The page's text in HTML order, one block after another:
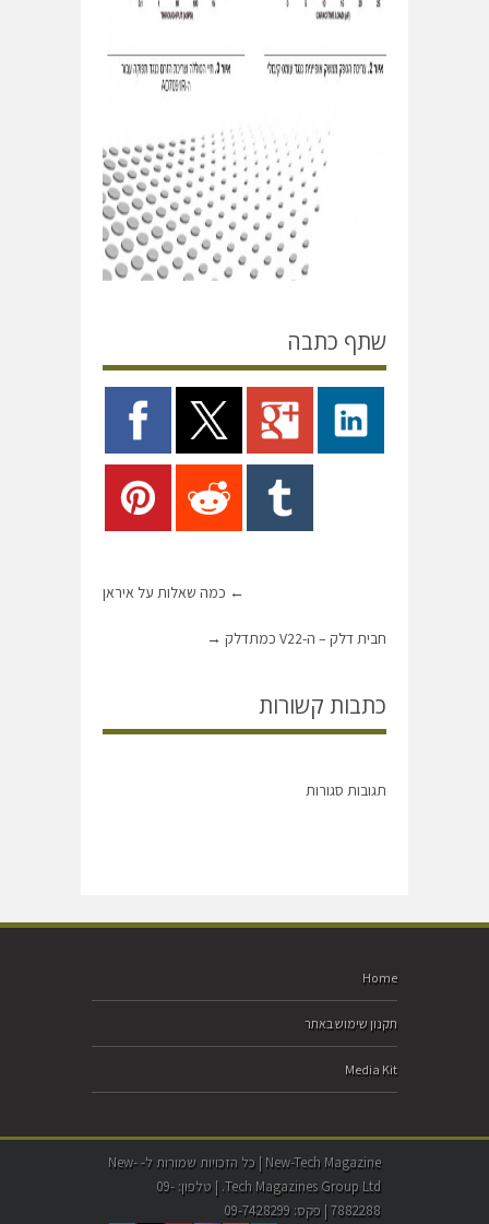
שתף כתבה
← כמה שאלות על איראן
חבית דלק – ה-V22 כמתדלק →
כתבות קשורות
תגובות סגורות
Home
תקנון שימוש באתר
Media Kit
New-Tech Magazine | כל הזכויות שמורות ל- New-
Tech Magazines Group Ltd. | טלפון: 09-
7882288 | פקס: 09-7428299